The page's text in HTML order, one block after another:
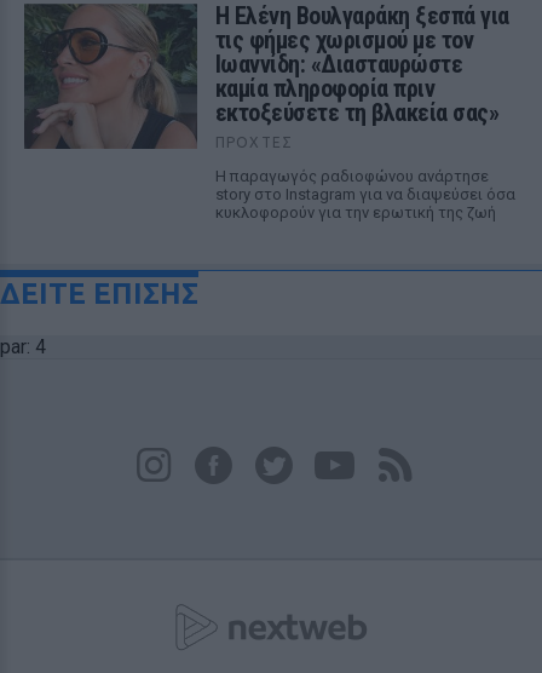
Η Ελένη Βουλγαράκη ξεσπά για
τις φήμες χωρισμού με τον
Ιωαννίδη: «Διασταυρώστε
καμία πληροφορία πριν
εκτοξεύσετε τη βλακεία σας»
ΠΡΟΧΤΈΣ
Η παραγωγός ραδιοφώνου ανάρτησε
story στο Instagram για να διαψεύσει όσα
κυκλοφορούν για την ερωτική της ζωή
ΔΕΙΤΕ ΕΠΙΣΗΣ
par: 4